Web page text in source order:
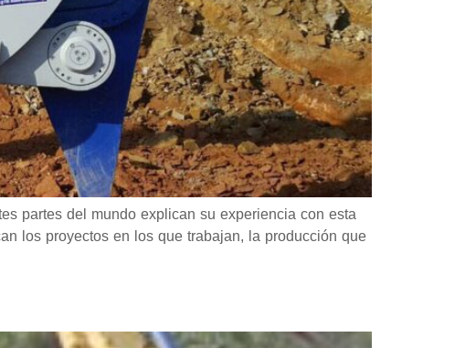
partes del mundo explican su experiencia con esta
los proyectos en los que trabajan, la producción que